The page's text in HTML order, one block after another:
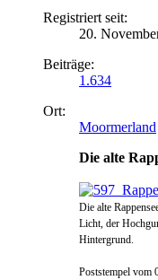
Registriert seit:
20.
Beiträge:
1.634
Ort:
Moormerland
Die alte
Die alte
Licht, der
Hintergrund.
Poststempel vom